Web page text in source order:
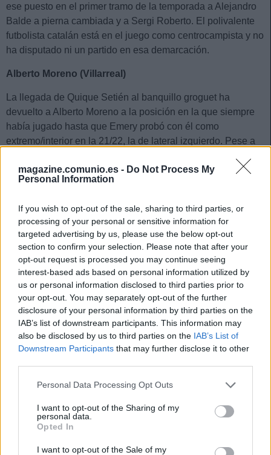
magazine.comunio.es - Do Not Process My
Personal Information
If you wish to opt-out of the sale, sharing to third parties, or
processing of your personal or sensitive information for
targeted advertising by us, please use the below opt-out
section to confirm your selection. Please note that after your
opt-out request is processed you may continue seeing
interest-based ads based on personal information utilized by
us or personal information disclosed to third parties prior to
your opt-out. You may separately opt-out of the further
disclosure of your personal information by third parties on the
IAB’s list of downstream participants. This information may
also be disclosed by us to third parties on the IAB’s List of
Downstream Participants that may further disclose it to other
Please note that this website/app uses one or more Google
not limited to your visit or usage behaviour. You may click to
grant or deny consent to Google and its third-party tags to
use your data for below specified purposes in below Google
consent section.
Personal Data Processing Opt Outs
I want to opt-out of the Sharing of my
personal data.
Opted In
I want to opt-out of the Sale of my
ese puesto en el primer tramo de la temporada a Alejandro
Balde a pierna cambiada y a Sergi Roberto. El polivalente
futbolista catalán está en el juego como centrocampista y no
ha disputado ni un partido en esa demarcación.
Alberto Moreno (Villarreal)
La llegada de Quique Setién al banquillo groguet ha
devuelto a Alberto Moreno a la posición en la que siempre
había jugado hasta que Emery probó con él como
extremo/interior en la 21/22, la de lateral izquierdo. Pese a
será la posición en la que juegue lo que queda de
campaña.
Comunio Mundial 2022: siete consejos para triunfar
en tu liga
Comunio Magazine te trae siete
consejos para triunfar en tu liga
del Comunio 2022, la edición del
Mundial de Qatar.
De centrocampista a delantero
Largie Ramazani (Almería)
El atacante belga ha jugado la mayoría de partidos en la
temporada 22/23 como delantero o segundo delantero, bien